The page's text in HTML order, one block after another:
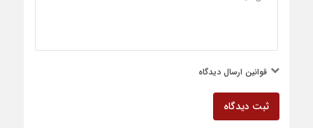
قوانین ارسال دیدگاه
ثبت دیدگاه